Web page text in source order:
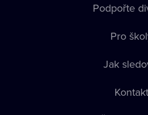
Podpořte
Pro
Jak
Kontakt